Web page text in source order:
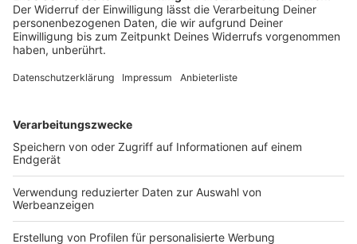
1,5 Metern ein Kontakt ohne das beiderseitige
Tragen einer Maske bestand oder Personen, mit denen
ein schlecht oder nicht belüfteter Raum über eine
entscheidet über das weitere Vorgehen.
positiv Getesteten unmittelbar in Quarantäne
begeben. Das Gesundheitsamt appelliert: "Warten Sie
nicht auf die offizielle Kontaktaufnahme!" Das
Gesundheitsamt werde im Verlauf eine häusliche
Isolation anordnen und um die Kontaktliste bitten.
Anzeige